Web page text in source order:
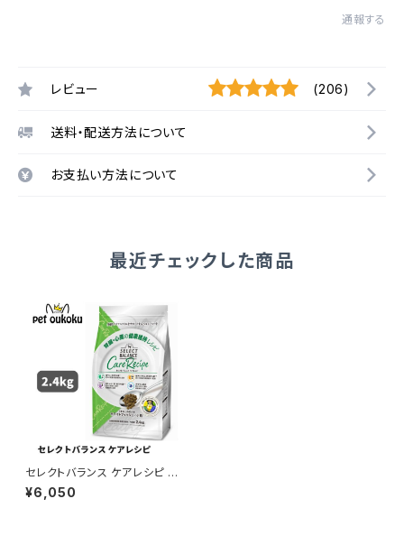
通報する
レビュー (206)
送料・配送方法について
お支払い方法について
最近チェックした商品
セレクトバランス ケアレシピ ホ
ワイトフィッシュ 小粒 腎臓・心臓
の健康維持レシピ 1才以上の成
¥6,050